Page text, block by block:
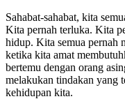
Sahabat-sahabat, kita
Kita pernah terluka. Kita
hidup. Kita semua pernah
ketika kita amat
bertemu dengan orang
melakukan tindakan yang
kehidupan kita.